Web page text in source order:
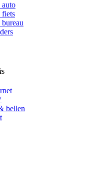
auto
fiets
bellen